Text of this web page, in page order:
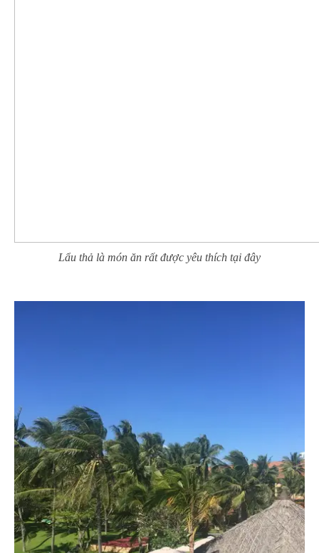
Lẩu thả là món ăn rất được yêu thích tại đây